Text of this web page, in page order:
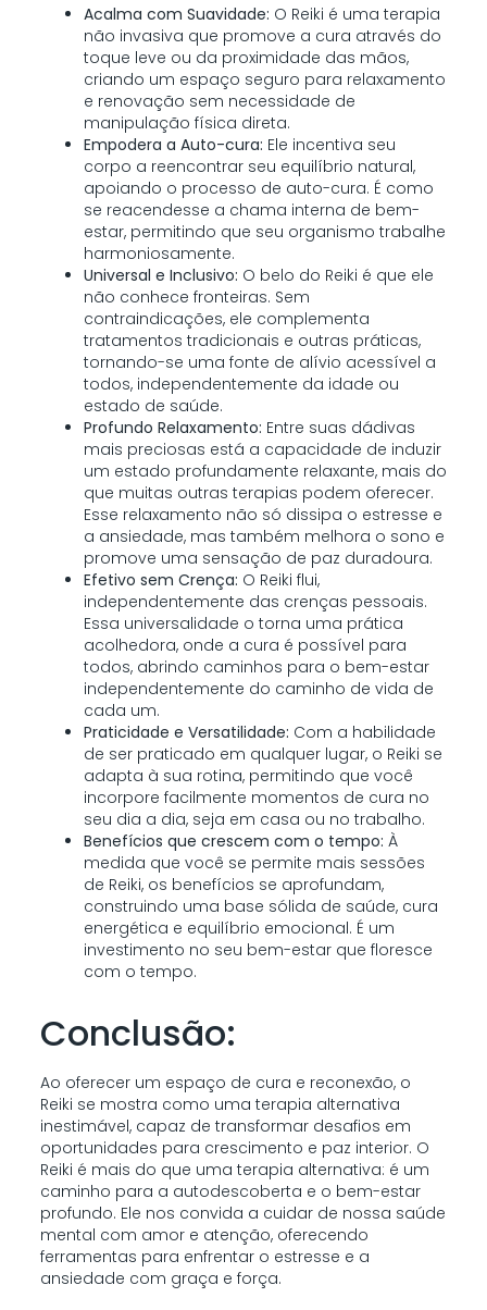
Acalma com Suavidade: O Reiki é uma terapia
não invasiva que promove a cura através do
toque leve ou da proximidade das mãos,
criando um espaço seguro para relaxamento
e renovação sem necessidade de
manipulação física direta.
Empodera a Auto-cura: Ele incentiva seu
corpo a reencontrar seu equilíbrio natural,
apoiando o processo de auto-cura. É como
se reacendesse a chama interna de bem-
estar, permitindo que seu organismo trabalhe
harmoniosamente.
Universal e Inclusivo: O belo do Reiki é que ele
não conhece fronteiras. Sem
contraindicações, ele complementa
tratamentos tradicionais e outras práticas,
tornando-se uma fonte de alívio acessível a
todos, independentemente da idade ou
estado de saúde.
Profundo Relaxamento: Entre suas dádivas
mais preciosas está a capacidade de induzir
um estado profundamente relaxante, mais do
que muitas outras terapias podem oferecer.
Esse relaxamento não só dissipa o estresse e
a ansiedade, mas também melhora o sono e
promove uma sensação de paz duradoura.
Efetivo sem Crença: O Reiki flui,
independentemente das crenças pessoais.
Essa universalidade o torna uma prática
acolhedora, onde a cura é possível para
todos, abrindo caminhos para o bem-estar
independentemente do caminho de vida de
cada um.
Praticidade e Versatilidade: Com a habilidade
de ser praticado em qualquer lugar, o Reiki se
adapta à sua rotina, permitindo que você
incorpore facilmente momentos de cura no
seu dia a dia, seja em casa ou no trabalho.
Benefícios que crescem com o tempo: À
medida que você se permite mais sessões
de Reiki, os benefícios se aprofundam,
construindo uma base sólida de saúde, cura
energética e equilíbrio emocional. É um
investimento no seu bem-estar que floresce
com o tempo.
Conclusão:
Ao oferecer um espaço de cura e reconexão, o
Reiki se mostra como uma terapia alternativa
inestimável, capaz de transformar desafios em
oportunidades para crescimento e paz interior. O
Reiki é mais do que uma terapia alternativa: é um
caminho para a autodescoberta e o bem-estar
profundo. Ele nos convida a cuidar de nossa saúde
mental com amor e atenção, oferecendo
ferramentas para enfrentar o estresse e a
ansiedade com graça e força.